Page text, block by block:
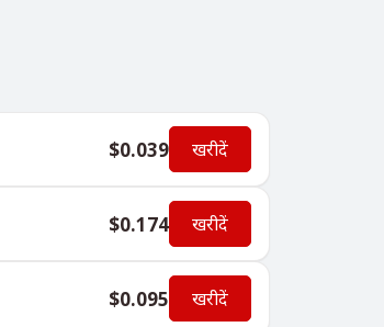
$0.039 खरीदें
$0.174 खरीदें
$0.095 खरीदें